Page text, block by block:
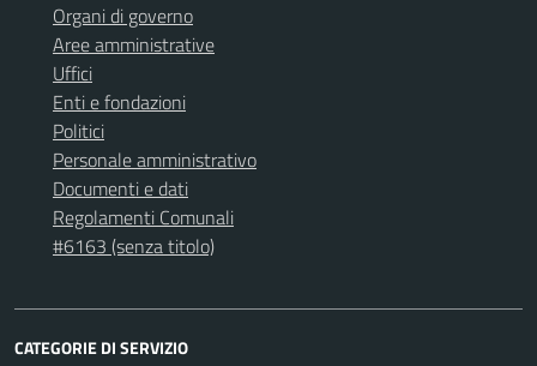
Organi di governo
Aree amministrative
Uffici
Enti e fondazioni
Politici
Personale amministrativo
Documenti e dati
Regolamenti Comunali
#6163 (senza titolo)
CATEGORIE DI SERVIZIO